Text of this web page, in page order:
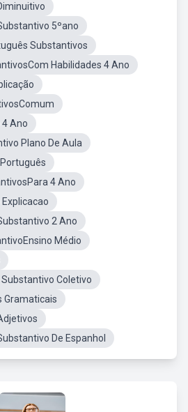
5ºano
Substantivos
Habilidades 4 Ano
Ano
Plano De Aula
4 Ano
2 Ano
Médio
Coletivo
Gramaticais
De Espanhol